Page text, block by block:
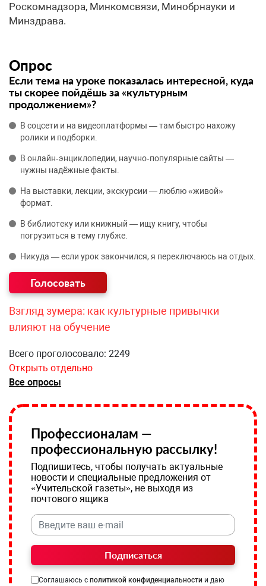
Роскомнадзора, Минкомсвязи, Минобрнауки и
Минздрава.
Опрос
Если тема на уроке показалась интересной, куда
ты скорее пойдёшь за «культурным
продолжением»?
В соцсети и на видеоплатформы — там быстро нахожу
ролики и подборки.
В онлайн‑энциклопедии, научно‑популярные сайты —
нужны надёжные факты.
На выставки, лекции, экскурсии — люблю «живой»
формат.
В библиотеку или книжный — ищу книгу, чтобы
погрузиться в тему глубже.
Никуда — если урок закончился, я переключаюсь на отдых.
Взгляд зумера: как культурные привычки
влияют на обучение
Всего проголосовало: 2249
Открыть отдельно
Все опросы
Профессионалам —
профессиональную рассылку!
Подпишитесь, чтобы получать актуальные
новости и специальные предложения от
«Учительской газеты», не выходя из
почтового ящика
Подписаться
Соглашаюсь с политикой конфиденциальности и даю